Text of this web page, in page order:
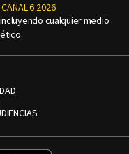
6 2026
cualquier medio